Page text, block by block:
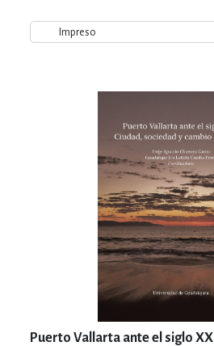
Impreso
Puerto Vallarta ante el siglo XXI